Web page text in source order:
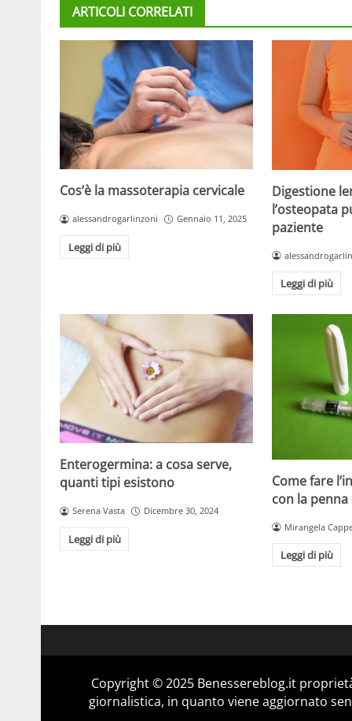
ARTICOLI CORRELATI
Cos’è la massoterapia cervicale
alessandrogarlinzoni Gennaio 11, 2025
Leggi di più
Digestione
l’osteopata
paziente
Leggi di più
Enterogermina: a cosa serve,
quanti tipi esistono
Serena Vasta Dicembre 30, 2024
Leggi di più
Come fare
con la
Mirangela
Leggi di più
Copyright © 2025 Benessereblog.it
giornalistica, in quanto viene aggiornato